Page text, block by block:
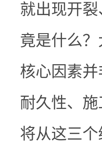
就出现开
竟是什么
核心因素
耐久性、
将从这三